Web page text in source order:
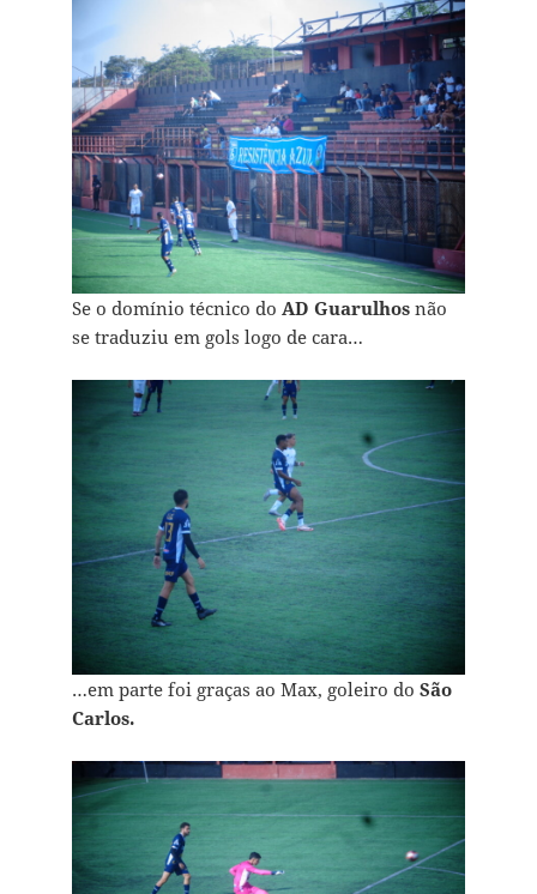
Se o domínio técnico do AD Guarulhosnão
se traduziu em gols logo de cara…
…em parte foi graças ao Max, goleiro do São
Carlos.